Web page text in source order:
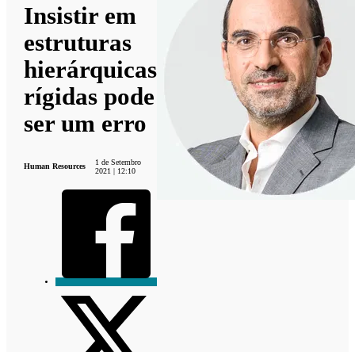
Insistir em
estruturas
hierárquicas
rígidas pode
ser um erro
Human Resources
1 de Setembro
2021 | 12:10